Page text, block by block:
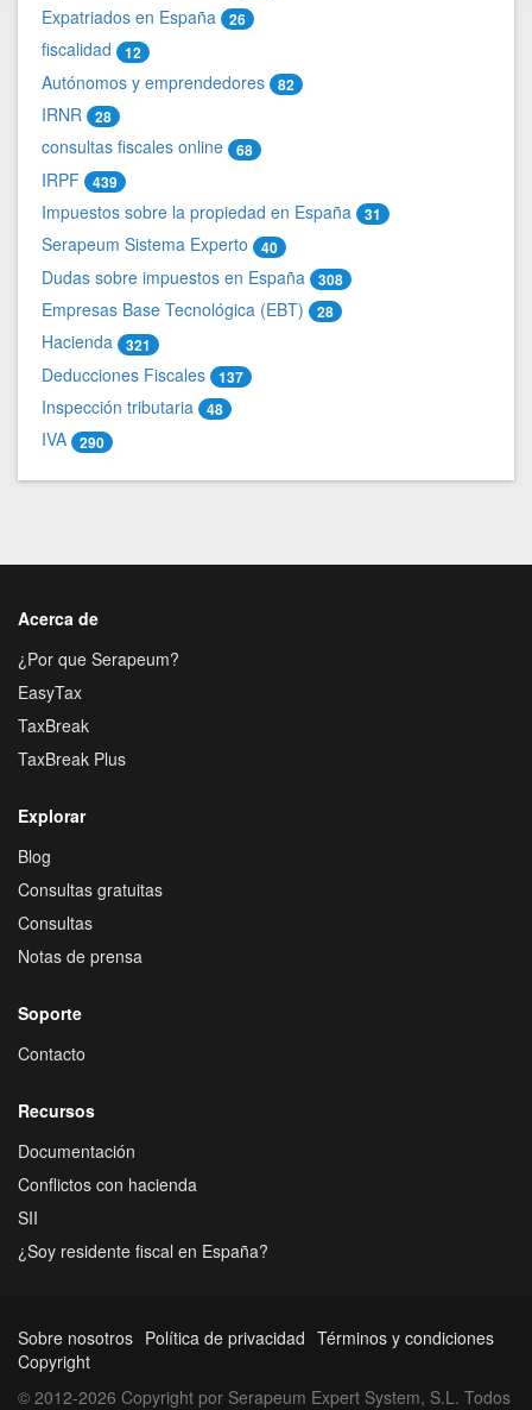
Expatriados en España 26
fiscalidad 12
Autónomos y emprendedores 82
IRNR 28
consultas fiscales online 68
IRPF 439
Impuestos sobre la propiedad en España 31
Serapeum Sistema Experto 40
Dudas sobre impuestos en España 308
Empresas Base Tecnológica (EBT) 28
Hacienda 321
Deducciones Fiscales 137
Inspección tributaria 48
IVA 290
Acerca de
¿Por que Serapeum?
EasyTax
TaxBreak
TaxBreak Plus
Explorar
Blog
Consultas gratuitas
Consultas
Notas de prensa
Soporte
Contacto
Recursos
Documentación
Conflictos con hacienda
SII
¿Soy residente fiscal en España?
Sobre nosotros Política de privacidad Términos y condiciones
Copyright
© 2012-2026 Copyright por Serapeum Expert System, S.L. Todos